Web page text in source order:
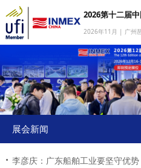
我要参展
我要参会
我要参观
商旅服务
2026第十二届
2026年11月 | 广州
展会新闻
· 李彦庆：广东船舶工业要坚守优